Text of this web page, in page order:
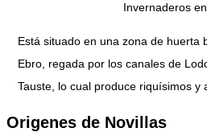
Invernaderos
Está situado en una zona de huerta
Ebro, regada por los canales de
Tauste, lo cual produce riquísimos y
Origenes de Novillas